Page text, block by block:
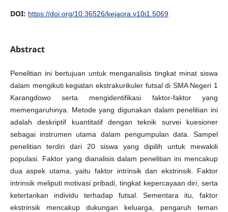
DOI: https://doi.org/10.36526/kejaora.v10i1.5069
Abstract
Penelitian ini bertujuan untuk menganalisis tingkat minat siswa
dalam mengikuti kegiatan ekstrakurikuler futsal di SMA Negeri 1
Karangdowo serta mengidentifikasi faktor-faktor yang
memengaruhinya. Metode yang digunakan dalam penelitian ini
adalah deskriptif kuantitatif dengan teknik survei kuesioner
sebagai instrumen utama dalam pengumpulan data. Sampel
penelitian terdiri dari 20 siswa yang dipilih untuk mewakili
populasi. Faktor yang dianalisis dalam penelitian ini mencakup
dua aspek utama, yaitu faktor intrinsik dan ekstrinsik. Faktor
intrinsik meliputi motivasi pribadi, tingkat kepercayaan diri, serta
ketertarikan individu terhadap futsal. Sementara itu, faktor
ekstrinsik mencakup dukungan keluarga, pengaruh teman